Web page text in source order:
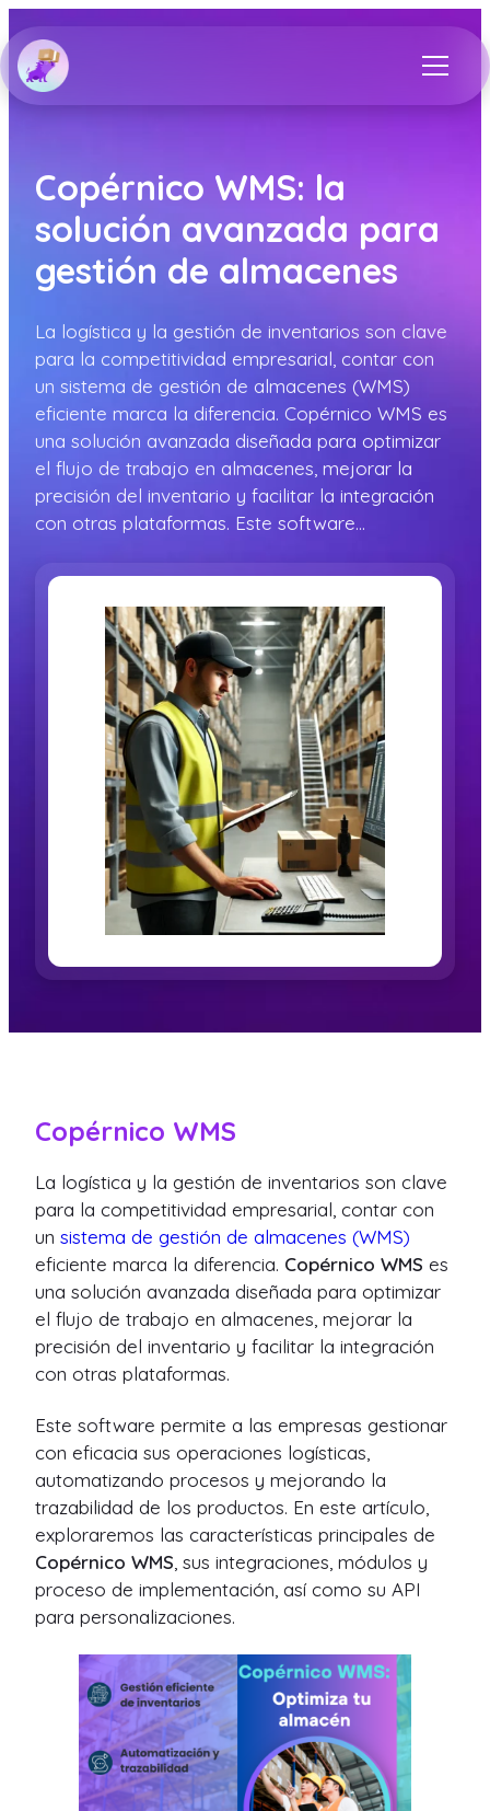
Copérnico WMS: la
solución avanzada para
gestión de almacenes
La logística y la gestión de inventarios son clave
para la competitividad empresarial, contar con
un sistema de gestión de almacenes (WMS)
eficiente marca la diferencia. Copérnico WMS es
una solución avanzada diseñada para optimizar
el flujo de trabajo en almacenes, mejorar la
precisión del inventario y facilitar la integración
con otras plataformas. Este software…
Copérnico WMS
La logística y la gestión de inventarios son clave
para la competitividad empresarial, contar con
un sistema de gestión de almacenes (WMS)
eficiente marca la diferencia. Copérnico WMS es
una solución avanzada diseñada para optimizar
el flujo de trabajo en almacenes, mejorar la
precisión del inventario y facilitar la integración
con otras plataformas.
Este software permite a las empresas gestionar
con eficacia sus operaciones logísticas,
automatizando procesos y mejorando la
trazabilidad de los productos. En este artículo,
exploraremos las características principales de
Copérnico WMS , sus integraciones, módulos y
proceso de implementación, así como su API
para personalizaciones.